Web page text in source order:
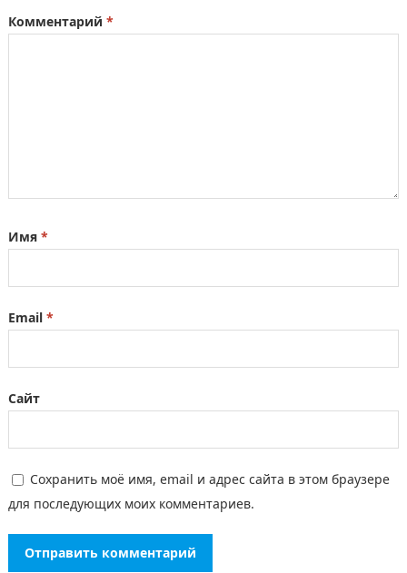
Комментарий *
Имя *
Email *
Сайт
Сохранить моё имя, email и адрес сайта в этом браузере
для последующих моих комментариев.